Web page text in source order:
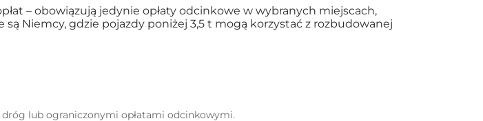
– obowiązują jedynie opłaty odcinkowe w wybranych miejscach,
Niemcy, gdzie pojazdy poniżej 3,5 t mogą korzystać z rozbudowanej
dróg lub ograniczonymi opłatami odcinkowymi.